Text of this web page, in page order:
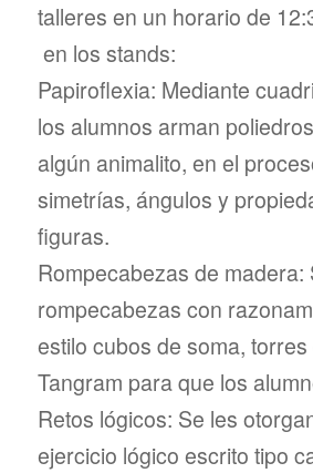
talleres en un horario de
en los stands:
Papiroflexia: Mediante
los alumnos arman
algún animalito, en el
simetrías, ángulos y
figuras.
Rompecabezas de madera:
rompecabezas con
estilo cubos de soma,
Tangram para que los
Retos lógicos: Se les
ejercicio lógico escrito tipo